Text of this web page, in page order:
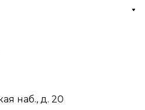
наб., д. 20